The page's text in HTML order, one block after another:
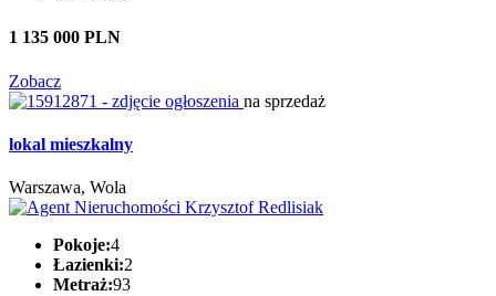
1 135 000 PLN
Zobacz
na sprzedaż
lokal mieszkalny
Warszawa, Wola
Pokoje:4
Łazienki:2
Metraż:93